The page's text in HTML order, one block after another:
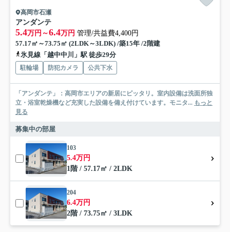
高岡市石瀬
アンダンテ
5.4万円～6.4万円 管理/共益費4,400円
57.17㎡～73.75㎡ (2LDK～3LDK) /築15年 /2階建
氷見線「越中中川」駅 徒歩29分
駐輪場 防犯カメラ 公共下水
「アンダンテ」：高岡市エリアの新居にピッタリ。室内設備は洗面所独
立・浴室乾燥機など充実した設備を備え付けています。モニタ... もっと
見る
募集中の部屋
103
5.4万円
1階 / 57.17㎡ / 2LDK
204
6.4万円
2階 / 73.75㎡ / 3LDK